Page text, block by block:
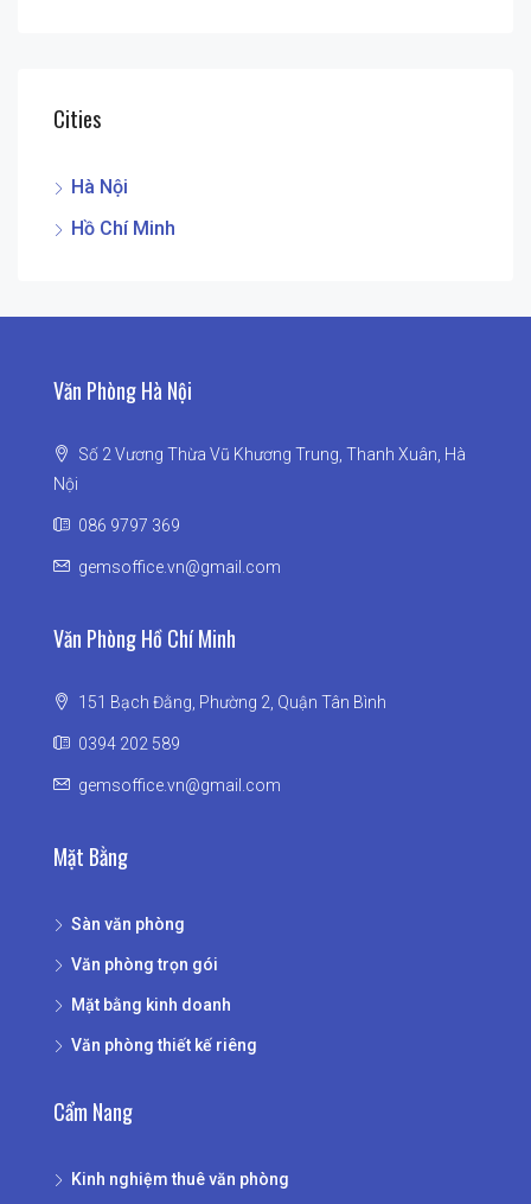
Cities
Hà Nội
Hồ Chí Minh
Văn Phòng Hà Nội
Số 2 Vương Thừa Vũ Khương Trung, Thanh Xuân, Hà
Nội
086 9797 369
gemsoffice.vn@gmail.com
Văn Phòng Hồ Chí Minh
151 Bạch Đằng, Phường 2, Quận Tân Bình
0394 202 589
gemsoffice.vn@gmail.com
Mặt Bằng
Sàn văn phòng
Văn phòng trọn gói
Mặt bằng kinh doanh
Văn phòng thiết kế riêng
Cẩm Nang
Kinh nghiệm thuê văn phòng